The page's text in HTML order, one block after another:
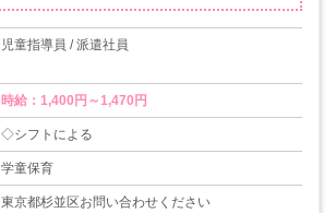
児童指導員 / 派遣社員
時給：1,400円～1,470円
◇シフトによる
学童保育
東京都杉並区お問い合わせください